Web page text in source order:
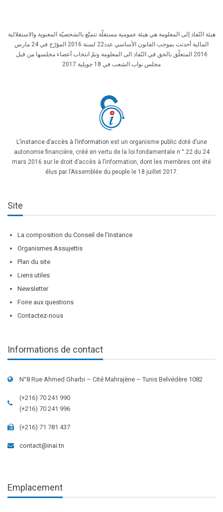
هيئة النّفاذ إلى المعلومة هي هيئة عمومية مستقلّة تتمتّع بالشخصيّة المعنوية والاستقلالية
المالية أحدثت بموجب القانون الأساسي عدد22 لسنة 2016 المؤرّخ في 24 مارس
2016 المتعلّق بالحق في النّفاذ الى المعلومة وتمّ انتخاب أعضاء مجلسها من قبل
مجلس نواب الشعب في 18 جويلية 2017
L’instance d’accès à l’information est un organisme public doté d’une
autonomie financière, créé en vertu de la loi fondamentale n ° 22 du 24
mars 2016 sur le droit d’accès à l’information, dont les membres ont été
élus par l’Assemblée du peuple le 18 juillet 2017.
Site
La composition du Conseil de l’Instance
Organismes Assujettis
Plan du site
Liens utiles
Newsletter
Foire aux questions
Contactez-nous
Informations de contact
N°8 Rue Ahmed Gharbi – Cité Mahrajène – Tunis Belvédère 1082
(+216) 70 241 990
(+216) 70 241 996
(+216) 71 781 437
contact@inai.tn
Emplacement